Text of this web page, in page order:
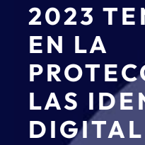
2023
EN LA
LAS